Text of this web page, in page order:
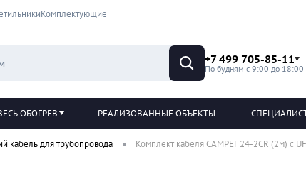
Комплектующие
+7 499 705-85-11
По будням с 9:00 до 18:00
ОБОГРЕВ РЕАЛИЗОВАННЫЕ ОБЪЕКТЫ
кабель для трубопровода Комплект кабеля САМРЕГ 24-2CR (2м) с